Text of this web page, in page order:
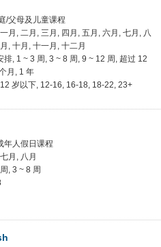
/父母及儿童课程
月, 二月, 三月, 四月, 五月, 六月, 七月, 八
, 十月, 十一月, 十二月
排, 1 ~ 3 周, 3 ~ 8 周, 9 ~ 12 周, 超过 12
月, 1 年
岁以下, 12-16, 16-18, 18-22, 23+
年人假日课程
月, 八月
, 3 ~ 8 周